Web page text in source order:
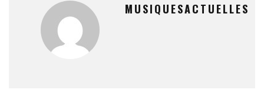
MUSIQUESACTUELLES